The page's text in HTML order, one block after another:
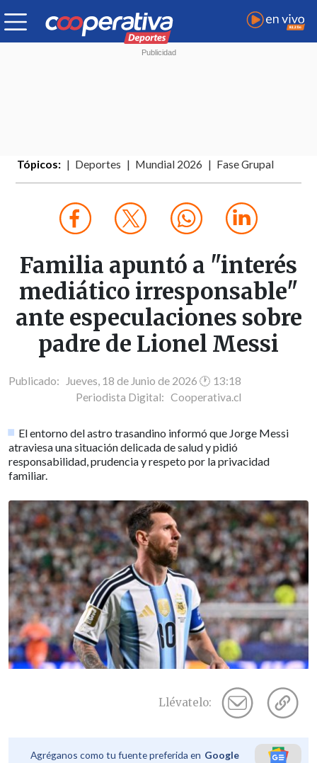
Tópicos: Deportes Mundial 2026 Fase Grupal
Familia apuntó a "interés
mediático irresponsable"
ante especulaciones sobre
padre de Lionel Messi
Publicado: Jueves, 18 de Junio de 2026 🕐 13:18
Periodista Digital: Cooperativa.cl
El entorno del astro trasandino informó que Jorge Messi
atraviesa una situación delicada de salud y pidió
responsabilidad, prudencia y respeto por la privacidad
familiar.
Llévatelo:
Agréganos como tu fuente preferida en Google